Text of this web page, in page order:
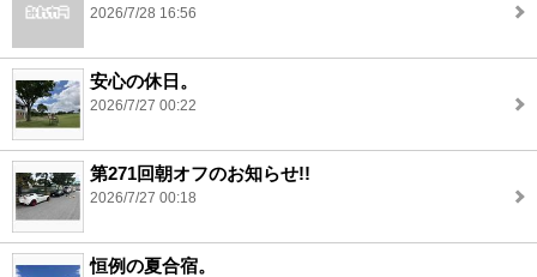
2026/7/28 16:56
安心の休日。
2026/7/27 00:22
第271回朝オフのお知らせ!!
2026/7/27 00:18
恒例の夏合宿。